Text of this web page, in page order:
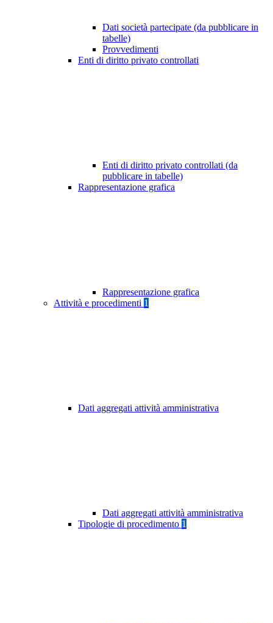
Dati società partecipate (da pubblicare in
tabelle)
Provvedimenti
Enti di diritto privato controllati
Enti di diritto privato controllati (da
pubblicare in tabelle)
Rappresentazione grafica
Rappresentazione grafica
Attività e procedimenti 1
Dati aggregati attività amministrativa
Dati aggregati attività amministrativa
Tipologie di procedimento 1